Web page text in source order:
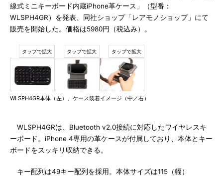
線式ミニキーボード内蔵iPhone革ケース」（型番：
WLSPH4GR）を発表、同社ショップ「レアモノショップ」にて
販売を開始した。価格は5980円（税込み）。
WLSPH4GR本体（左）、ケース装着イメージ（中／右）
WLSPH4GRは、Bluetooth v2.0接続に対応したワイヤレスキ
ーボード。iPhone 4専用の革ケースが付属しており、本体とキー
ボードをスッキリ収納できる。
キー配列は49キー配列を採用。本体サイズは115（幅）